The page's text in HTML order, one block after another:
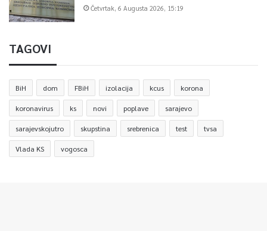
Četvrtak, 6 Augusta 2026, 15:19
TAGOVI
BiH dom FBiH izolacija kcus korona
koronavirus ks novi poplave sarajevo
sarajevskojutro skupstina srebrenica test tvsa
Vlada KS vogosca